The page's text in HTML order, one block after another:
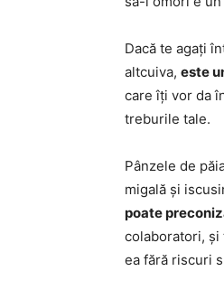
Dacă te agați
altcuiva, este
care îți vor da
treburile tale.
Pânzele de
migală și
poate
colaboratori, și
ea fără riscuri